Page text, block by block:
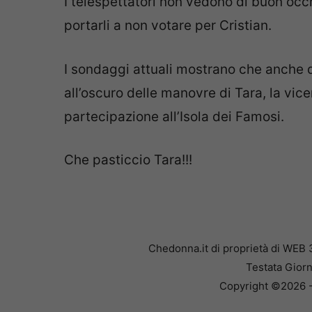
portarli a non votare per Cristian.
I sondaggi attuali mostrano che anche
all’oscuro delle manovre di Tara, la
partecipazione all’Isola dei Famosi.
Che pasticcio Tara!!!
Chedonna.it di proprietà di WEB
Testata
Copyright ©2026